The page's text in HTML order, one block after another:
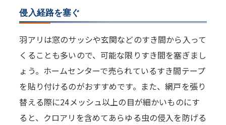
侵入経路を塞ぐ
羽アリは窓のサッシや玄関などのすき間から入って
くることも多いので、可能な限りすき間を塞ぎまし
ょう。ホームセンターで売られているすき間テープ
を貼り付けるのがおすすめです。また、網戸を張り
替える際に24メッシュ以上の目が細かいものにす
ると、クロアリを含めてあらゆる虫の侵入を防げる